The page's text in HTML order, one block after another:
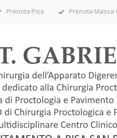
Prenota Pisa Prenota Massa